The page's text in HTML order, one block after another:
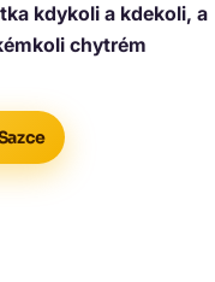
kdykoli a kdekoli, a
chytrém